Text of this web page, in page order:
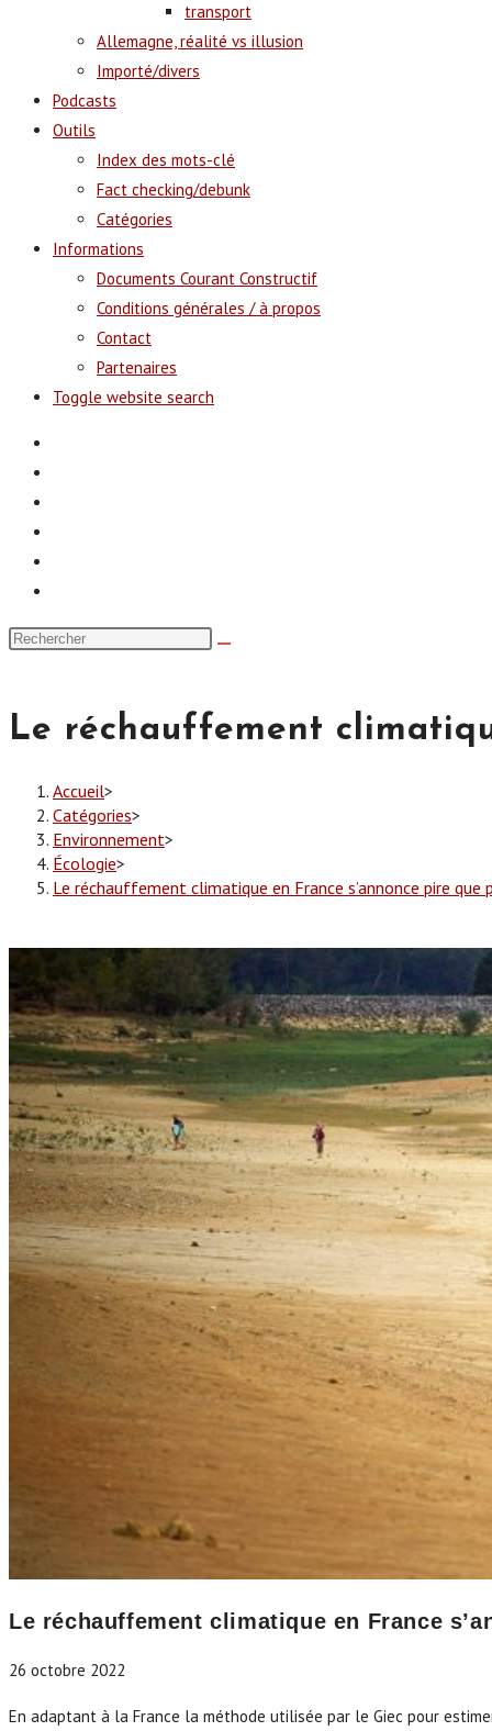
transport
Allemagne, réalité vs illusion
Importé/divers
Podcasts
Outils
Index des mots-clé
Fact checking/debunk
Catégories
Informations
Documents Courant Constructif
Conditions générales / à propos
Contact
Partenaires
Toggle website search
Le réchauffement
Accueil>
Catégories>
Environnement>
Écologie>
Le réchauffement climatique en France s’annonce pire que
Le réchauffement climatique en France
26 octobre 2022
En adaptant à la France la méthode utilisée par le Giec pour